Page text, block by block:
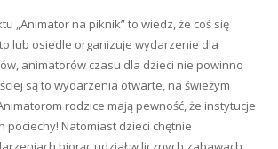
„Animator na piknik” to wiedz, że coś się
lub osiedle organizuje wydarzenie dla
animatorów czasu dla dzieci nie powinno
są to wydarzenia otwarte, na świeżym
rodzice mają pewność, że instytucje
pociechy! Natomiast dzieci chętnie